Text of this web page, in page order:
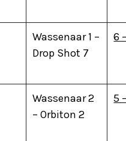
Wassenaar 1 –
Drop Shot 7
6
Wassenaar 2
– Orbiton 2
5